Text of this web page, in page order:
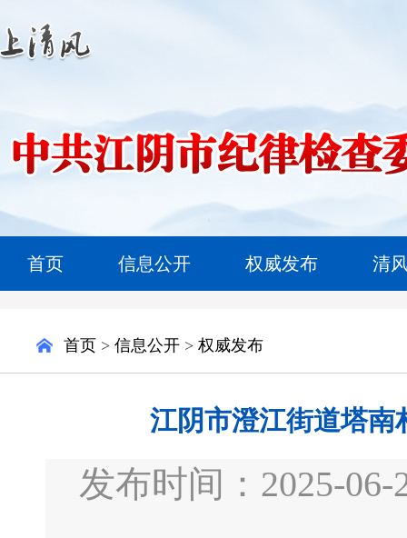
首页 信息公开 权威发布 清
首页 > 信息公开 > 权威发布
江阴市澄江街道塔南
发布时间：2025-